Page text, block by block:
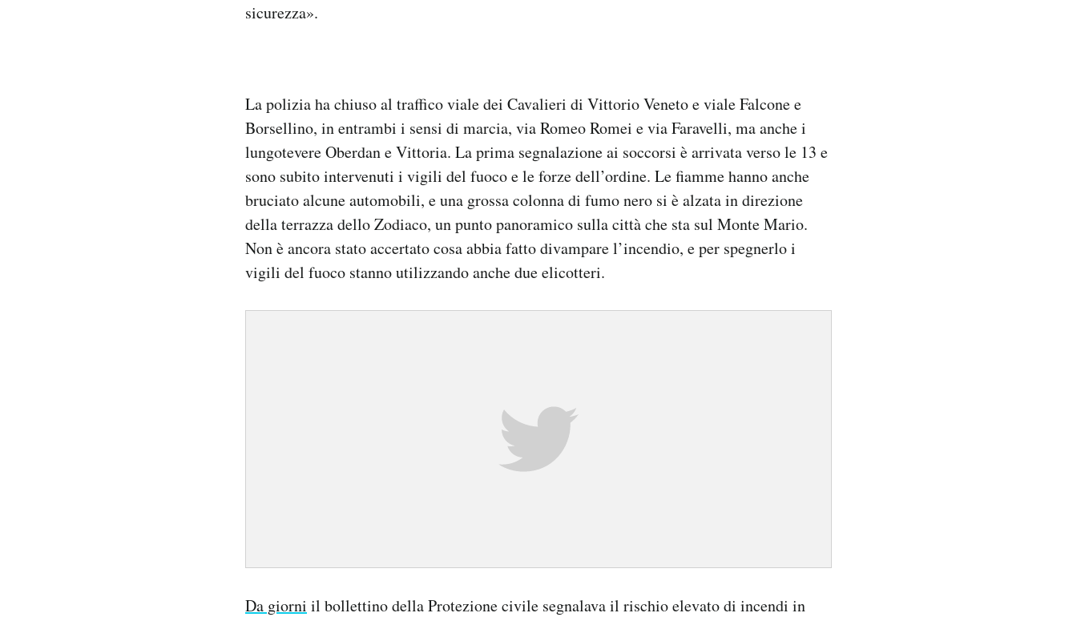
sicurezza».
La polizia ha chiuso al traffico viale dei Cavalieri di Vittorio Veneto e viale Falcone e
Borsellino, in entrambi i sensi di marcia, via Romeo Romei e via Faravelli, ma anche i
lungotevere Oberdan e Vittoria. La prima segnalazione ai soccorsi è arrivata verso le 13 e
sono subito intervenuti i vigili del fuoco e le forze dell’ordine. Le fiamme hanno anche
bruciato alcune automobili, e una grossa colonna di fumo nero si è alzata in direzione
della terrazza dello Zodiaco, un punto panoramico sulla città che sta sul Monte Mario.
Non è ancora stato accertato cosa abbia fatto divampare l’incendio, e per spegnerlo i
vigili del fuoco stanno utilizzando anche due elicotteri.
Da giorni il bollettino della Protezione civile segnalava il rischio elevato di incendi in